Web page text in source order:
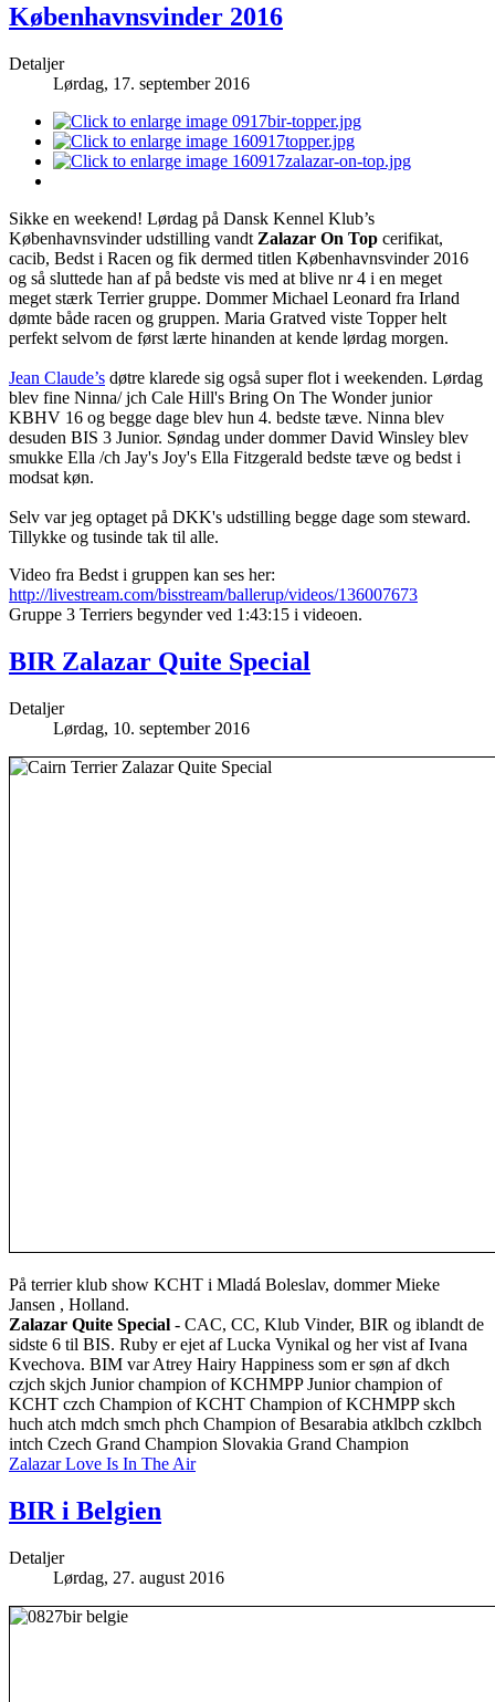
Københavnsvinder 2016
Detaljer
Lørdag, 17. september 2016
Sikke en weekend! Lørdag på Dansk Kennel Klub’s
Københavnsvinder udstilling vandt Zalazar On Top cerifikat,
cacib, Bedst i Racen og fik dermed titlen Københavnsvinder 2016
og så sluttede han af på bedste vis med at blive nr 4 i en meget
meget stærk Terrier gruppe. Dommer Michael Leonard fra Irland
dømte både racen og gruppen. Maria Gratved viste Topper helt
perfekt selvom de først lærte hinanden at kende lørdag morgen.
Jean Claude’s døtre klarede sig også super flot i weekenden. Lørdag
blev fine Ninna/ jch Cale Hill's Bring On The Wonder junior
KBHV 16 og begge dage blev hun 4. bedste tæve. Ninna blev
desuden BIS 3 Junior. Søndag under dommer David Winsley blev
smukke Ella /ch Jay's Joy's Ella Fitzgerald bedste tæve og bedst i
modsat køn.
Selv var jeg optaget på DKK's udstilling begge dage som steward.
Tillykke og tusinde tak til alle.
Video fra Bedst i gruppen kan ses her:
http://livestream.com/bisstream/ballerup/videos/136007673
Gruppe 3 Terriers begynder ved 1:43:15 i videoen.
BIR Zalazar Quite Special
Detaljer
Lørdag, 10. september 2016
På terrier klub show KCHT i Mladá Boleslav, dommer Mieke
Jansen , Holland.
Zalazar Quite Special - CAC, CC, Klub Vinder, BIR og iblandt de
sidste 6 til BIS. Ruby er ejet af Lucka Vynikal og her vist af Ivana
Kvechova. BIM var Atrey Hairy Happiness som er søn af dkch
czjch skjch Junior champion of KCHMPP Junior champion of
KCHT czch Champion of KCHT Champion of KCHMPP skch
huch atch mdch smch phch Champion of Besarabia atklbch czklbch
intch Czech Grand Champion Slovakia Grand Champion
Zalazar Love Is In The Air
BIR i Belgien
Detaljer
Lørdag, 27. august 2016